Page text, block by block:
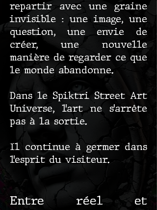
repartir avec une graine
invisible : une image, une
question, une envie de
créer, une nouvelle
manière de regarder ce que
le monde abandonne.
Dans le Spiktri Street Art
Universe, l’art ne s’arrête
pas à la sortie.
Il continue à germer dans
l’esprit du visiteur.
Entre réel et